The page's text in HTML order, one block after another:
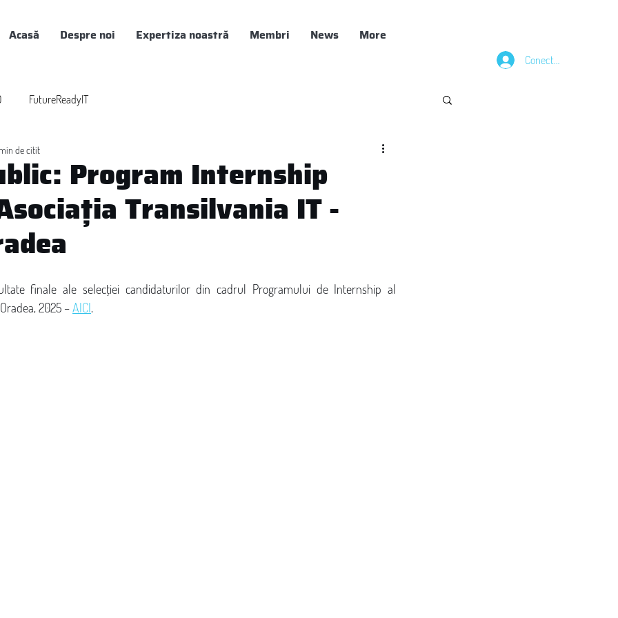
Conectează-te
Acasă Despre noi Expertiza noastră Membri News More
FutureReadyIT
Program Internship
Transilvania IT -
de citit
finale ale selecției candidaturilor din cadrul Programului de Internship al
2025 – AICI.